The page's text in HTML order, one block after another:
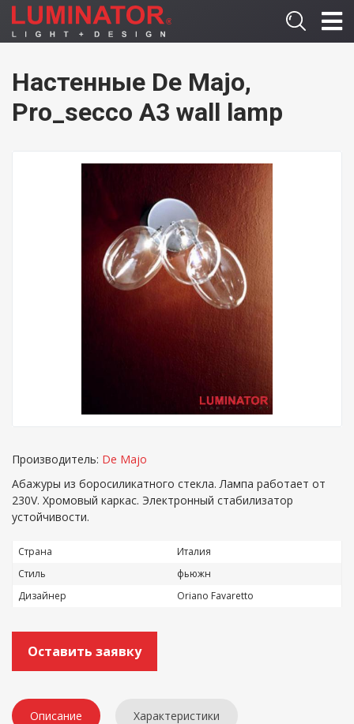
Настенные De Majo,
Pro_secco A3 wall lamp
Производитель: De Majo
Абажуры из боросиликатного стекла. Лампа работает от
230V. Хромовый каркас. Электронный стабилизатор
устойчивости.
Страна
Италия
Стиль
фьюжн
Дизайнер
Oriano Favaretto
Оставить заявку
Описание Характеристики